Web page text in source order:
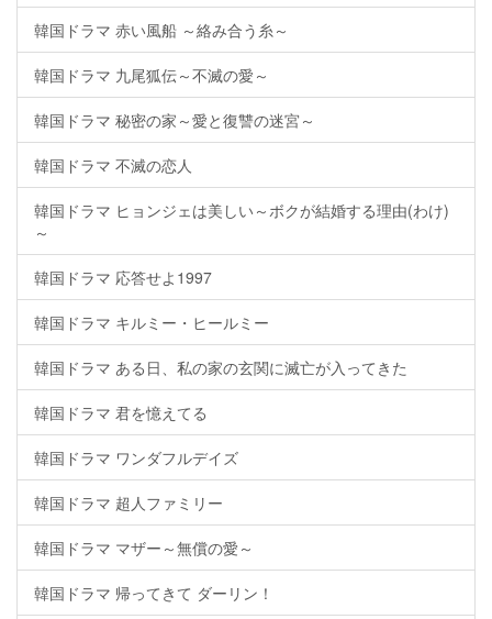
韓国ドラマ 赤い風船 ～絡み合う糸～
韓国ドラマ 九尾狐伝～不滅の愛～
韓国ドラマ 秘密の家～愛と復讐の迷宮～
韓国ドラマ 不滅の恋人
韓国ドラマ ヒョンジェは美しい～ボクが結婚する理由(わけ)
～
韓国ドラマ 応答せよ1997
韓国ドラマ キルミー・ヒールミー
韓国ドラマ ある日、私の家の玄関に滅亡が入ってきた
韓国ドラマ 君を憶えてる
韓国ドラマ ワンダフルデイズ
韓国ドラマ 超人ファミリー
韓国ドラマ マザー～無償の愛～
韓国ドラマ 帰ってきて ダーリン！